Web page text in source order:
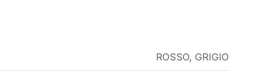
ROSSO, GRIGIO